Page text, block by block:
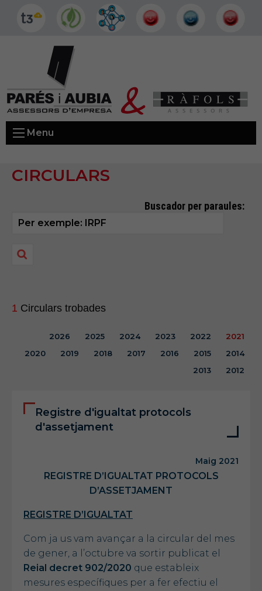
Menu
CIRCULARS
Buscador per paraules:
1 Circulars trobades
2026 2025 2024 2023 2022
2021
2020
2019 2018 2017 2016 2015
2014
2013
2012
Registre d'igualtat protocols
d'assetjament
Maig 2021
REGISTRE D’IGUALTAT PROTOCOLS
D’ASSETJAMENT
REGISTRE D’IGUALTAT
Com ja us vam avançar a la circular del mes
de gener, a l’octubre va sortir publicat el
Reial decret 902/2020 que estableix
mesures específiques per a fer efectiu el